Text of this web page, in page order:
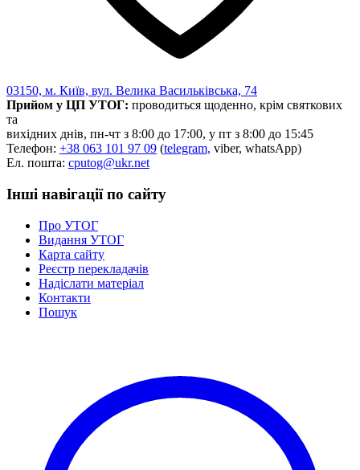
03150, м. Київ, вул. Велика Васильківська, 74
Прийом у ЦП УТОГ: проводиться щоденно, крім святкових
та
вихідних днів, пн-чт з 8:00 до 17:00, у пт з 8:00 до 15:45
Телефон: +38 063 101 97 09 (telegram, viber, whatsApp)
Ел. пошта: cputog@ukr.net
Інші навігації по сайту
Про УТОГ
Видання УТОГ
Карта сайту
Реєстр перекладачів
Надіслати матеріал
Контакти
Пошук